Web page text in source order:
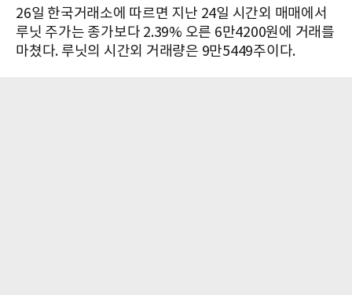
26일 한국거래소에 따르면 지난 24일 시간외 매매에서
루닛 주가는 종가보다 2.39% 오른 6만4200원에 거래를
마쳤다. 루닛의 시간외 거래량은 9만5449주이다.